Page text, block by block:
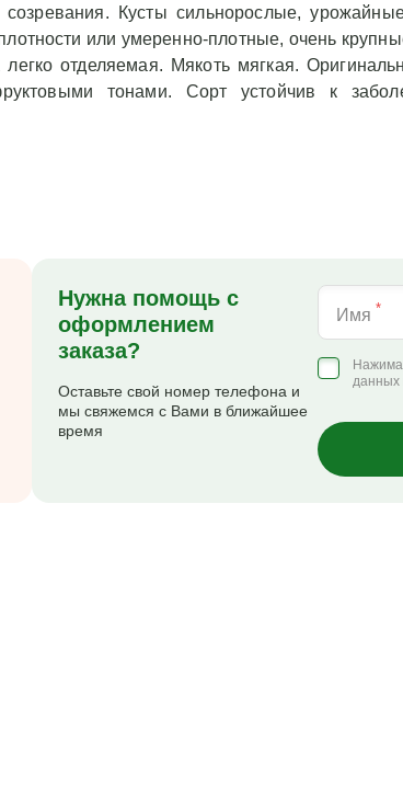
Кусты сильнорослые,
или умеренно-плотные, очень
отделяемая. Мякоть мягкая.
тонами. Сорт устойчив к
Нужна помощь с
оформлением
заказа?
Оставьте свой номер телефона и
мы свяжемся с Вами в ближайшее
время
Имя *
данных